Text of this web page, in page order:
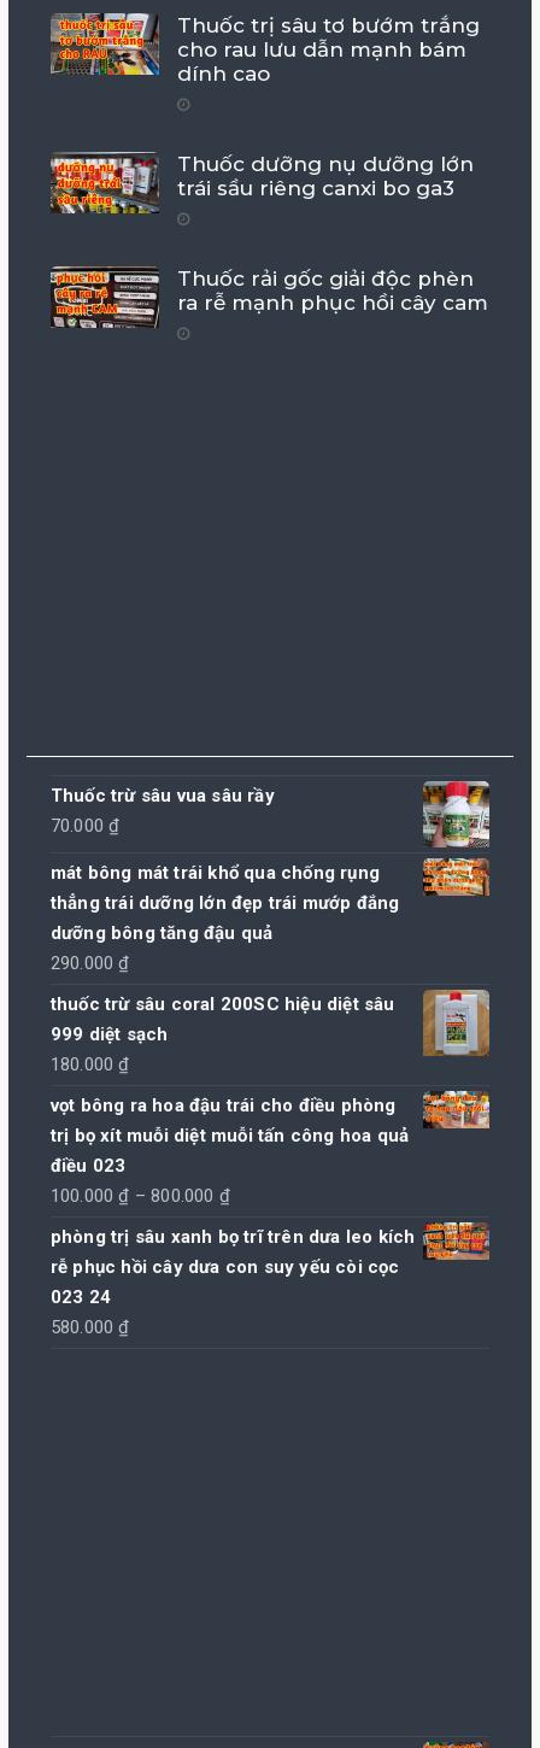
Thuốc trị sâu tơ bướm trắng
cho rau lưu dẫn mạnh bám
dính cao
Thuốc dưỡng nụ dưỡng lớn
trái sầu riêng canxi bo ga3
Thuốc rải gốc giải độc phèn
ra rễ mạnh phục hồi cây cam
Thuốc trừ sâu vua sâu rầy
70.000₫
mát bông mát trái khổ qua chống rụng
thẳng trái dưỡng lớn đẹp trái mướp đắng
dưỡng bông tăng đậu quả
290.000₫
thuốc trừ sâu coral 200SC hiệu diệt sâu
999 diệt sạch
180.000₫
vọt bông ra hoa đậu trái cho điều phòng
trị bọ xít muỗi diệt muỗi tấn công hoa quả
điều 023
100.000₫ – 800.000 ₫Khoảng
phòng trị sâu xanh bọ trĩ trên dưa leo kích
rễ phục hồi cây dưa con suy yếu còi cọc
023 24
580.000₫